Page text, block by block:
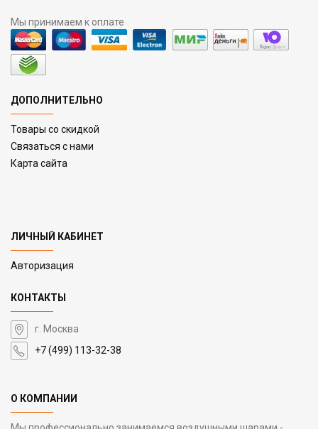
Мы принимаем к оплате
ДОПОЛНИТЕЛЬНО
Товары со скидкой
Связаться с нами
Карта сайта
ЛИЧНЫЙ КАБИНЕТ
Авторизация
КОНТАКТЫ
г. Москва
+7 (499) 113-32-38
О КОМПАНИИ